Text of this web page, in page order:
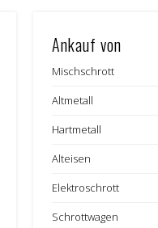
Ankauf von
Mischschrott
Altmetall
Hartmetall
Alteisen
Elektroschrott
Schrottwagen